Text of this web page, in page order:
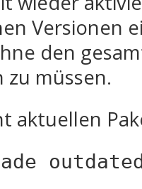
Versionen
den
müssen.
aktuellen